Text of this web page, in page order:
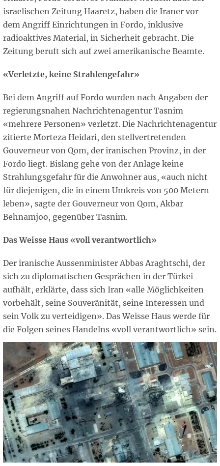
israelischen Zeitung Haaretz, haben die Iraner vor
dem Angriff Einrichtungen in Fordo, inklusive
radioaktives Material, in Sicherheit gebracht. Die
Zeitung beruft sich auf zwei amerikanische Beamte.
«Verletzte, keine Strahlengefahr»
Bei dem Angriff auf Fordo wurden nach Angaben der
regierungsnahen Nachrichtenagentur Tasnim
«mehrere Personen» verletzt. Die Nachrichtenagentur
zitierte Morteza Heidari, den stellvertretenden
Gouverneur von Qom, der iranischen Provinz, in der
Fordo liegt. Bislang gehe von der Anlage keine
Strahlungsgefahr für die Anwohner aus, «auch nicht
für diejenigen, die in einem Umkreis von 500 Metern
leben», sagte der Gouverneur von Qom, Akbar
Behnamjoo, gegenüber Tasnim.
Das Weisse Haus «voll verantwortlich»
Der iranische Aussenminister Abbas Araghtschi, der
sich zu diplomatischen Gesprächen in der Türkei
aufhält, erklärte, dass sich Iran «alle Möglichkeiten
vorbehält, seine Souveränität, seine Interessen und
sein Volk zu verteidigen». Das Weisse Haus werde für
die Folgen seines Handelns «voll verantwortlich» sein.